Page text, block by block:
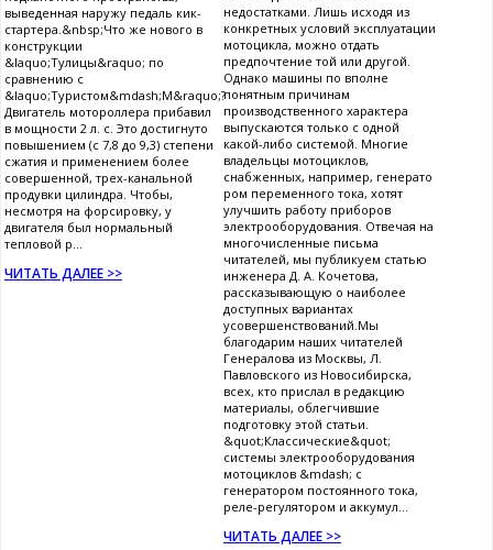
выведенная наружу педаль кик-
стартера.&nbsp;Что же нового в
конструкции
&laquo;Тулицы&raquo; по
сравнению с
&laquo;Туристом&mdash;М&raquo;?
Двигатель мотороллера прибавил
в мощности 2 л. с. Это достигнуто
повышением (с 7,8 до 9,3) степени
сжатия и применением более
совершенной, трех-канальной
продувки цилиндра. Чтобы,
несмотря на форсировку, у
двигателя был нормальный
тепловой р...
ЧИТАТЬ ДАЛЕЕ >>
недостатками. Лишь исходя из
конкретных условий эксплуатации
мотоцикла, можно отдать
предпочтение той или другой.
Однако машины по вполне
понятным причинам
производственного характера
выпускаются только с одной
какой-либо системой. Многие
владельцы мотоциклов,
снабженных, например, генерато
ром переменного тока, хотят
улучшить работу приборов
электрооборудования. Отвечая на
многочисленные письма
читателей, мы публикуем статью
инженера Д. А. Кочетова,
рассказывающую о наиболее
доступных вариантах
усовершенствований.Мы
благодарим наших читателей
Генералова из Москвы, Л.
Павловского из Новосибирска,
всех, кто прислал в редакцию
материалы, облегчившие
подготовку этой статьи.
&quot;Классические&quot;
системы электрооборудования
мотоциклов &mdash; с
генератором постоянного тока,
реле-регулятором и аккумул...
ЧИТАТЬ ДАЛЕЕ >>